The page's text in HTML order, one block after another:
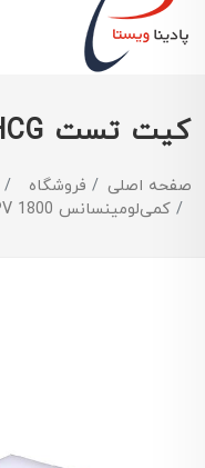
کیت تست FREE BHCG
صفحه اصلی فروشگاه
کمی‌لومینسانس CLIA PV 1800